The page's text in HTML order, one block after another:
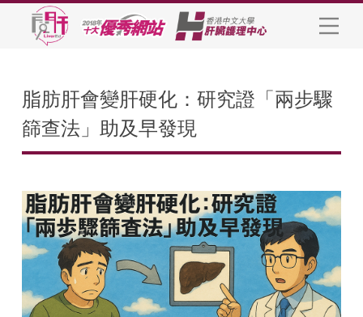
脂肪肝會變肝硬化：研究證「兩步驟
篩查法」助及早發現